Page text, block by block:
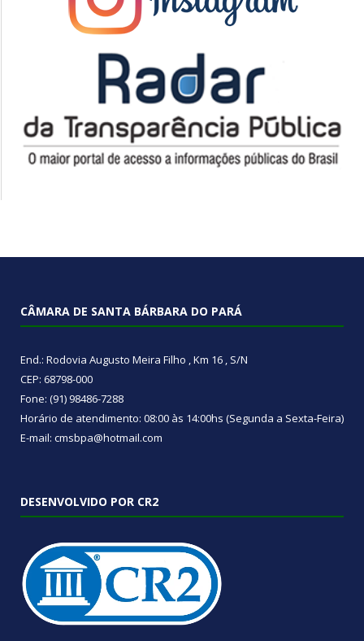
CÂMARA DE SANTA BÁRBARA DO PARÁ
End.: Rodovia Augusto Meira Filho , Km 16 , S/N
CEP: 68798-000
Fone: (91) 98486-7288
Horário de atendimento: 08:00 às 14:00hs (Segunda a Sexta-Feira)
E-mail: cmsbpa@hotmail.com
DESENVOLVIDO POR CR2